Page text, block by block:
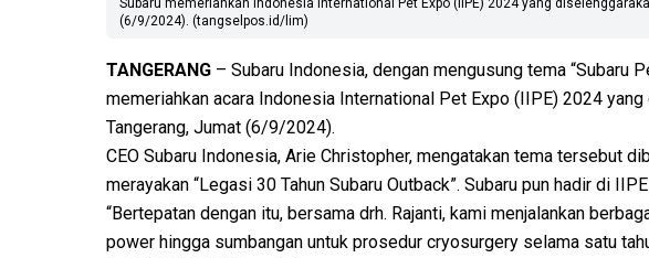
Subaru memeriahkan Indonesia International Pet Expo (IIPE) 2024 yang
(6/9/2024). (tangselpos.id/lim)
TANGERANG – Subaru Indonesia, dengan mengusung tema “Subaru
memeriahkan acara Indonesia International Pet Expo (IIPE) 2024
Tangerang, Jumat (6/9/2024).
CEO Subaru Indonesia, Arie Christopher, mengatakan tema tersebut
merayakan “Legasi 30 Tahun Subaru Outback”. Subaru pun hadir di
“Bertepatan dengan itu, bersama drh. Rajanti, kami menjalankan
power hingga sumbangan untuk prosedur cryosurgery selama satu